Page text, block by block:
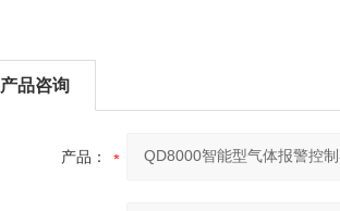
产品咨询
产品：